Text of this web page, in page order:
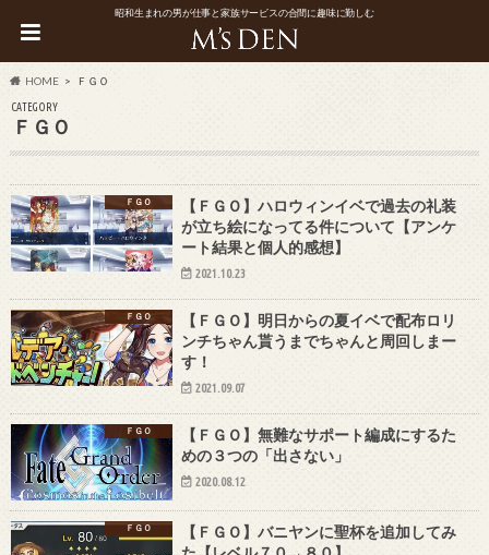
昭和生まれの男が仕事と家族サービスの合間に趣味に勤しむ
HOME ＦＧＯ
CATEGORY
ＦＧＯ
ＦＧＯ
【ＦＧＯ】ハロウィンイベで過去の礼装
が立ち絵になってる件について【アンケ
ート結果と個人的感想】
2021.10.23
ＦＧＯ
【ＦＧＯ】明日からの夏イベで配布ロリ
ンチちゃん貰うまでちゃんと周回しまー
す！
2021.09.07
ＦＧＯ
【ＦＧＯ】無難なサポート編成にするた
めの３つの「出さない」
2020.08.12
ＦＧＯ
【ＦＧＯ】バニヤンに聖杯を追加してみ